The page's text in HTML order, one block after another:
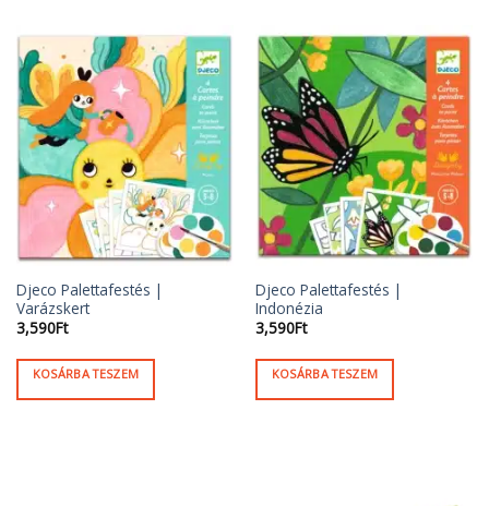
Djeco Palettafestés |
Varázskert
3,590Ft
KOSÁRBA TESZEM
Djeco Palettafestés |
Indonézia
3,590Ft
KOSÁRBA TESZEM